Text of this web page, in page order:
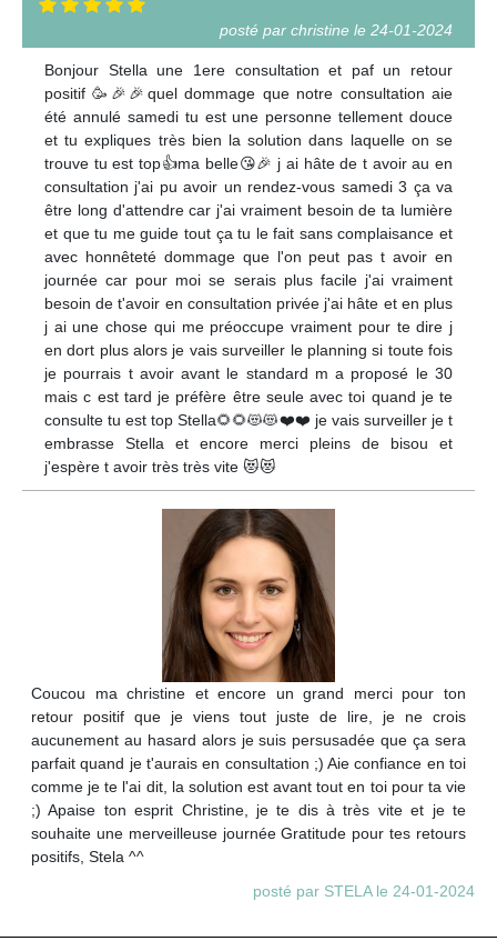
posté par christine le 24-01-2024
Bonjour Stella une 1ere consultation et paf un retour
positif 🥳🎉🎉quel dommage que notre consultation aie
été annulé samedi tu est une personne tellement douce
et tu expliques très bien la solution dans laquelle on se
trouve tu est top👍ma belle😘🎉 j ai hâte de t avoir au en
consultation j'ai pu avoir un rendez-vous samedi 3 ça va
être long d'attendre car j'ai vraiment besoin de ta lumière
et que tu me guide tout ça tu le fait sans complaisance et
avec honnêteté dommage que l'on peut pas t avoir en
journée car pour moi se serais plus facile j'ai vraiment
besoin de t'avoir en consultation privée j'ai hâte et en plus
j ai une chose qui me préoccupe vraiment pour te dire j
en dort plus alors je vais surveiller le planning si toute fois
je pourrais t avoir avant le standard m a proposé le 30
mais c est tard je préfère être seule avec toi quand je te
consulte tu est top Stella🌻🌻😻😻❤️❤️ je vais surveiller je t
embrasse Stella et encore merci pleins de bisou et
j'espère t avoir très très vite 😻😻
Coucou ma christine et encore un grand merci pour ton
retour positif que je viens tout juste de lire, je ne crois
aucunement au hasard alors je suis persusadée que ça sera
parfait quand je t'aurais en consultation ;) Aie confiance en toi
comme je te l'ai dit, la solution est avant tout en toi pour ta vie
;) Apaise ton esprit Christine, je te dis à très vite et je te
souhaite une merveilleuse journée Gratitude pour tes retours
positifs, Stela ^^
posté par STELA le 24-01-2024